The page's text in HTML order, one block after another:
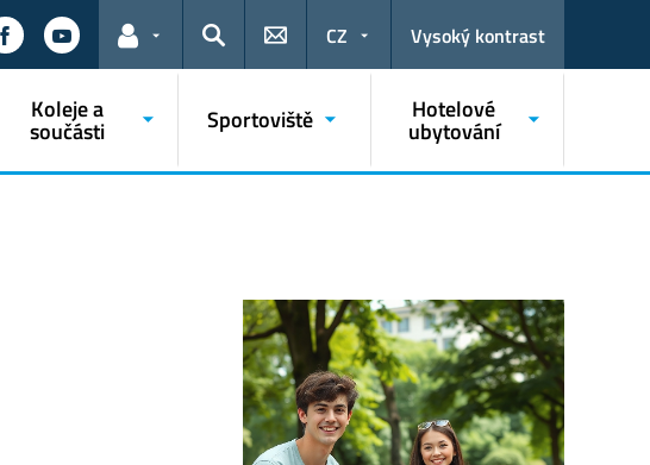
Odkazy pro uživatele
Hledat
CZ Vysoký kontrast
Koleje a
součásti Sportoviště Hotelové
ubytování